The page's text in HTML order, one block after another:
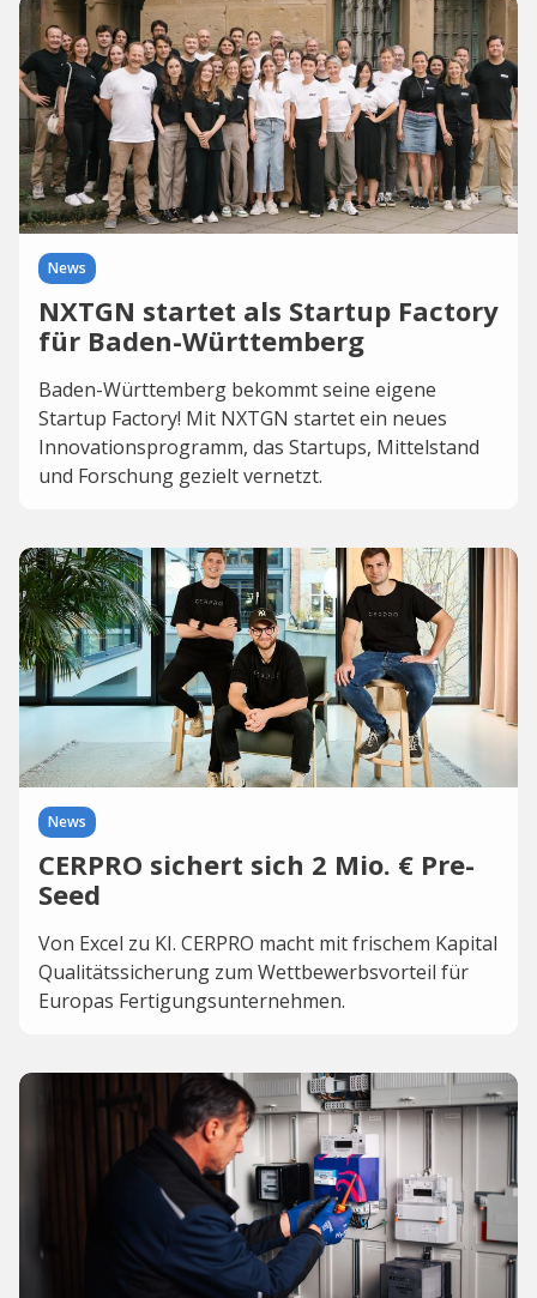
News
NXTGN startet als Startup Factory
für Baden-Württemberg
Baden-Württemberg bekommt seine eigene
Startup Factory! Mit NXTGN startet ein neues
Innovationsprogramm, das Startups, Mittelstand
und Forschung gezielt vernetzt.
News
CERPRO sichert sich 2 Mio. € Pre-
Seed
Von Excel zu KI. CERPRO macht mit frischem Kapital
Qualitätssicherung zum Wettbewerbsvorteil für
Europas Fertigungsunternehmen.